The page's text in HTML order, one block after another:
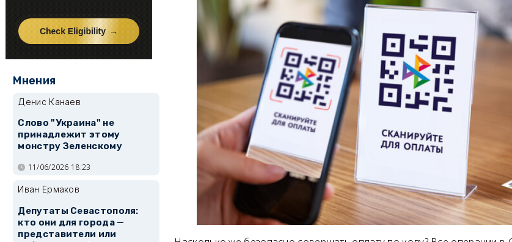
Мнения
Денис Канаев
Слово "Украина" не
принадлежит этому
монстру Зеленскому
11/06/2026 18:23
Иван Ермаков
Депутаты Севастополя:
кто они для города —
представители или